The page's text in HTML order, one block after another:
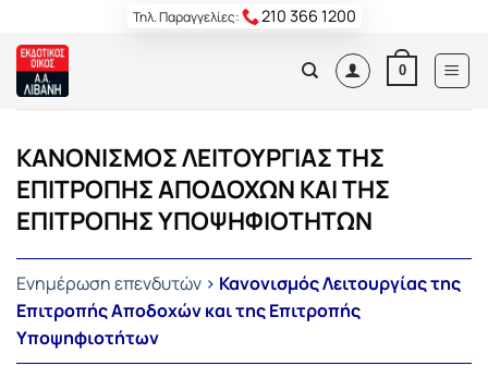
content
Τηλ. Παραγγελίες: 210 366 1200
0
ΚΑΝΟΝΙΣΜΟΣ ΛΕΙΤΟΥΡΓΙΑΣ ΤΗΣ
ΕΠΙΤΡΟΠΗΣ ΑΠΟΔΟΧΩΝ ΚΑΙ ΤΗΣ
ΕΠΙΤΡΟΠΗΣ ΥΠΟΨΗΦΙΟΤΗΤΩΝ
Ενημέρωση επενδυτών > Κανονισμός Λειτουργίας της
Επιτροπής Αποδοχών και της Επιτροπής
Υποψηφιοτήτων